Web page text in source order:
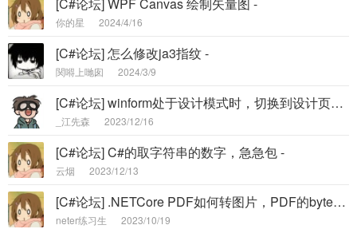
你的星 2024/4/16
[C#论坛] 怎么修改ja3指纹 -
関嘚上哋囱 2024/3/9
[C#论坛] winform处于设计模式时，切换到设计页面窗体的时候，控件加载缓慢和卡顿。 -
_江先森 2023/12/16
[C#论坛] C#的取字符串的数字，急急包 -
云烟 2023/12/13
[C#论坛] .NETCore PDF如何转图片，PDF的byte数据如何转成图片的byte数组 -
neter练习生 2023/10/19